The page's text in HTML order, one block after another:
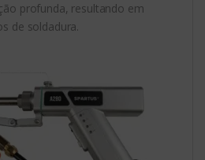
profunda, resultando em
de soldadura.